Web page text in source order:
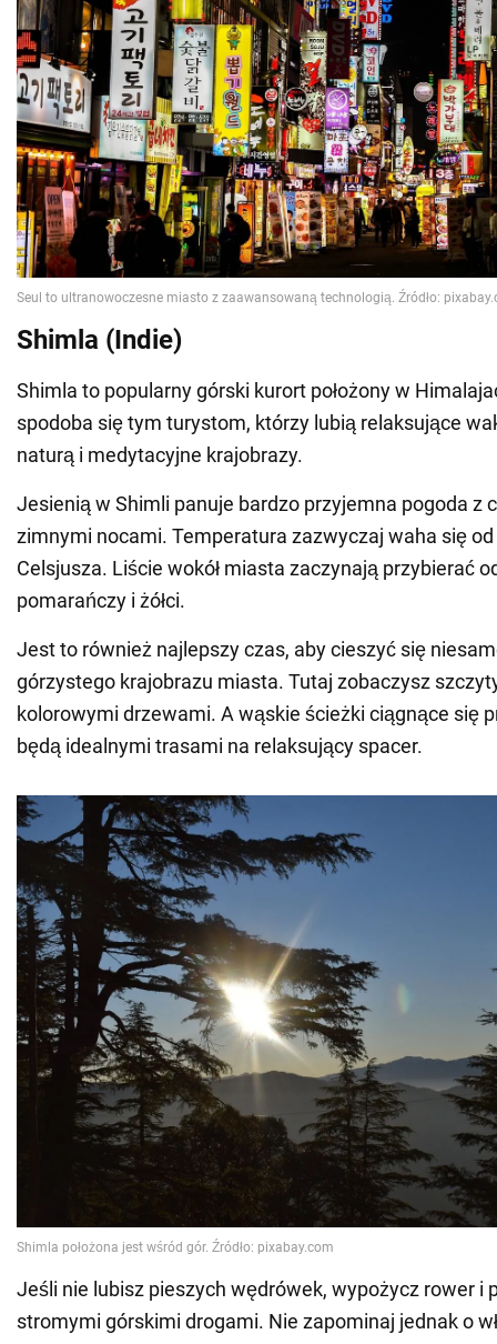
Shimla (Indie)
Shimla to popularny górski kurort położony w
spodoba się tym turystom, którzy lubią relaksujące
naturą i medytacyjne krajobrazy.
Jesienią w Shimli panuje bardzo przyjemna pogoda z
zimnymi nocami. Temperatura zazwyczaj waha się
Celsjusza. Liście wokół miasta zaczynają przybierać
pomarańczy i żółci.
Jest to również najlepszy czas, aby cieszyć się
górzystego krajobrazu miasta. Tutaj zobaczysz
kolorowymi drzewami. A wąskie ścieżki ciągnące się
będą idealnymi trasami na relaksujący spacer.
Jeśli nie lubisz pieszych wędrówek, wypożycz rower i
stromymi górskimi drogami. Nie zapominaj jednak o